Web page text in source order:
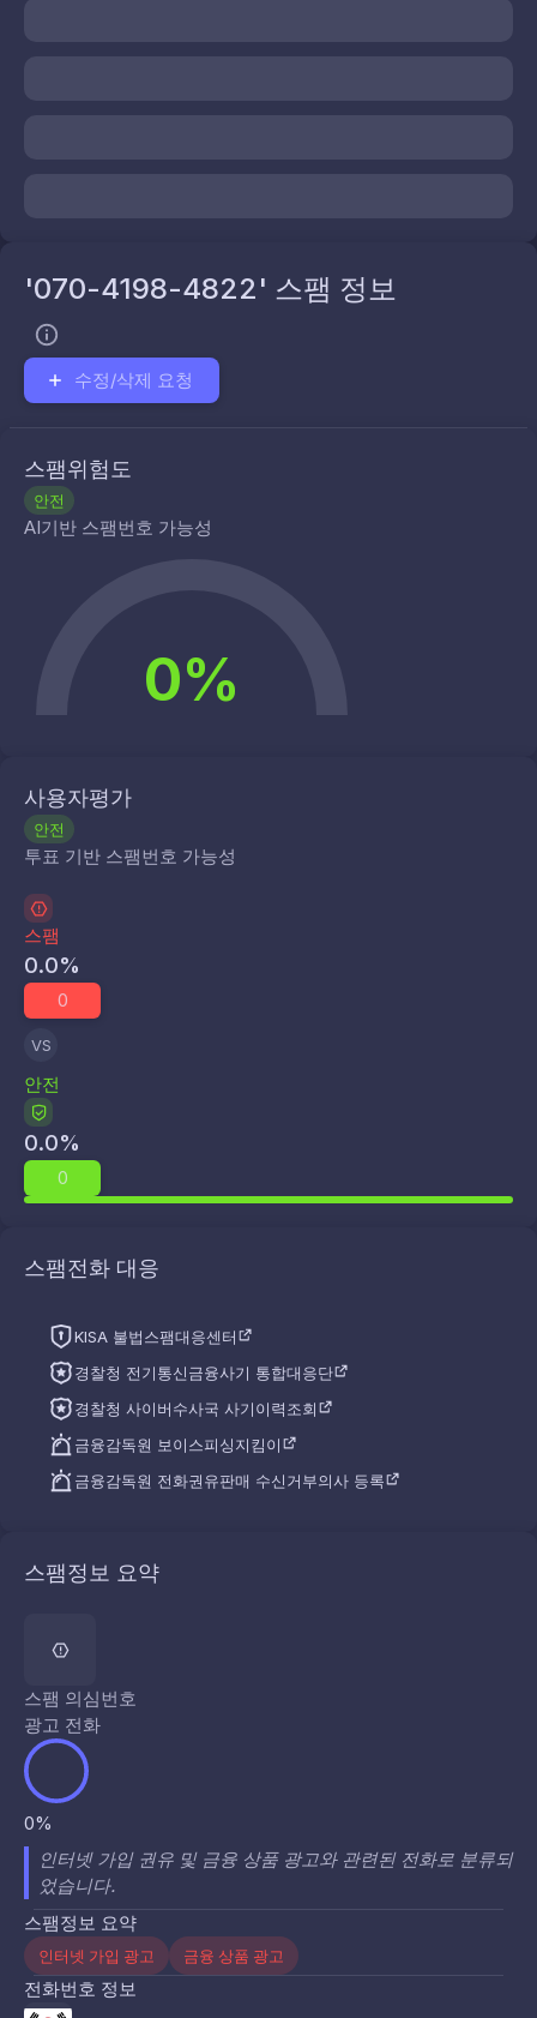
'070-4198-4822' 스팸 정보
수정/삭제 요청
스팸위험도
안전
AI기반 스팸번호 가능성
0%
사용자평가
안전
투표 기반 스팸번호 가능성
스팸
0.0%
0
VS
안전
0.0%
0
스팸전화 대응
KISA 불법스팸대응센터
경찰청 전기통신금융사기 통합대응단
경찰청 사이버수사국 사기이력조회
금융감독원 보이스피싱지킴이
금융감독원 전화권유판매 수신거부의사 등록
스팸정보 요약
스팸 의심번호
광고 전화
0%
인터넷 가입 권유 및 금융 상품 광고와 관련된 전화로 분류되
었습니다.
스팸정보 요약
인터넷 가입 광고 금융 상품 광고
전화번호 정보